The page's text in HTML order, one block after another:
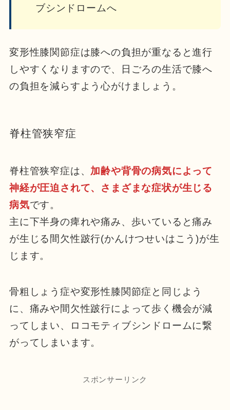
ブシンドロームへ
変形性膝関節症は膝への負担が重なると進行
しやすくなりますので、日ごろの生活で膝へ
の負担を減らすよう心がけましょう。
脊柱管狭窄症
脊柱管狭窄症は、 加齢や背骨の病気によって
神経が圧迫されて、さまざまな症状が生じる
病気です。
主に下半身の痺れや痛み、歩いていると痛み
が生じる間欠性跛行(かんけつせいはこう)が生
じます。
骨粗しょう症や変形性膝関節症と同じよう
に、痛みや間欠性跛行によって歩く機会が減
ってしまい、ロコモティブシンドロームに繋
がってしまいます。
スポンサーリンク